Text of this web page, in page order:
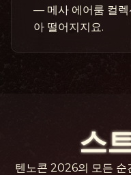
— 메사 에어룸 컬렉
아 떨어지지요.
스
텐노콘 2026의 모든 순